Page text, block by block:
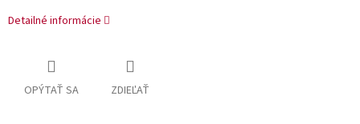
Detailné informácie
OPÝTAŤ SA ZDIEĽAŤ